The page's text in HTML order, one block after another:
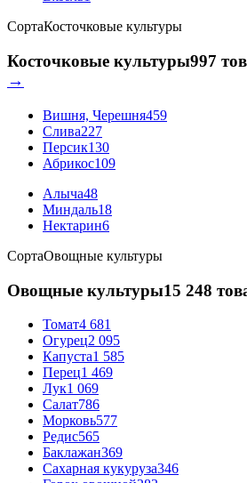
СортаКосточковые культуры
Косточковые культуры997
→
Вишня, Черешня459
Слива227
Персик130
Абрикос109
Алыча48
Миндаль18
Нектарин6
СортаОвощные культуры
Овощные культуры15 248
Томат4 681
Огурец2 095
Капуста1 585
Перец1 469
Лук1 069
Салат786
Морковь577
Редис565
Баклажан369
Сахарная кукуруза346